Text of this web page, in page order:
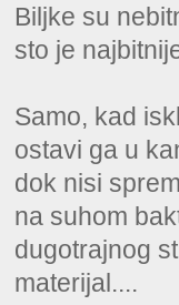
Biljke su
sto je
Samo, kad
ostavi ga u
dok nisi
na suhom
dugotrajnog
materijal....